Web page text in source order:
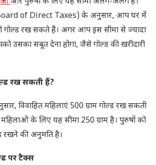
of Direct Taxes) के अनुसार, आप घर में
ही गोल्ड रख सकते हैं। अगर आप इस सीमा से ज्यादा
उसका सबूत देना होगा, जैसे गोल्ड की खरीदारी
रख सकती हैं?
विवाहित महिलाएं 500 ग्राम गोल्ड रख सकती
के लिए यह सीमा 250 ग्राम है। पुरुषों को
रखने की अनुमति है।
पर टैक्स